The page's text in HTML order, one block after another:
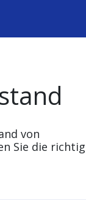
von
Sie die